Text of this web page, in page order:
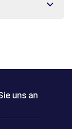
uns an